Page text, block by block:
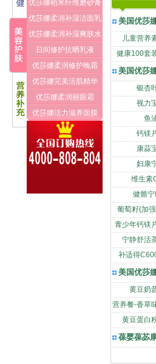
美国优莎
儿童营养
健康100套
美国优莎
银杏
视力
鱼
钙镁
康蒜
妇康
维生素
健骼宁II
葡萄籽(加
青少年钙镁
宁静舒活
补适得
美国优莎
黄豆奶
营养餐-香草
黄豆蛋白
葆婴葆苾
优莎娜稻米纤维磨砂膏
优莎娜柔润补湿洁面乳
优莎娜柔润补湿爽肤水
日间修护抗晒乳液
优莎娜柔润修护晚霜
优莎娜完美活肌精华
优莎娜柔润丽眼霜
优莎娜活力滋养面膜